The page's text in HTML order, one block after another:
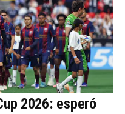
2026: esperó